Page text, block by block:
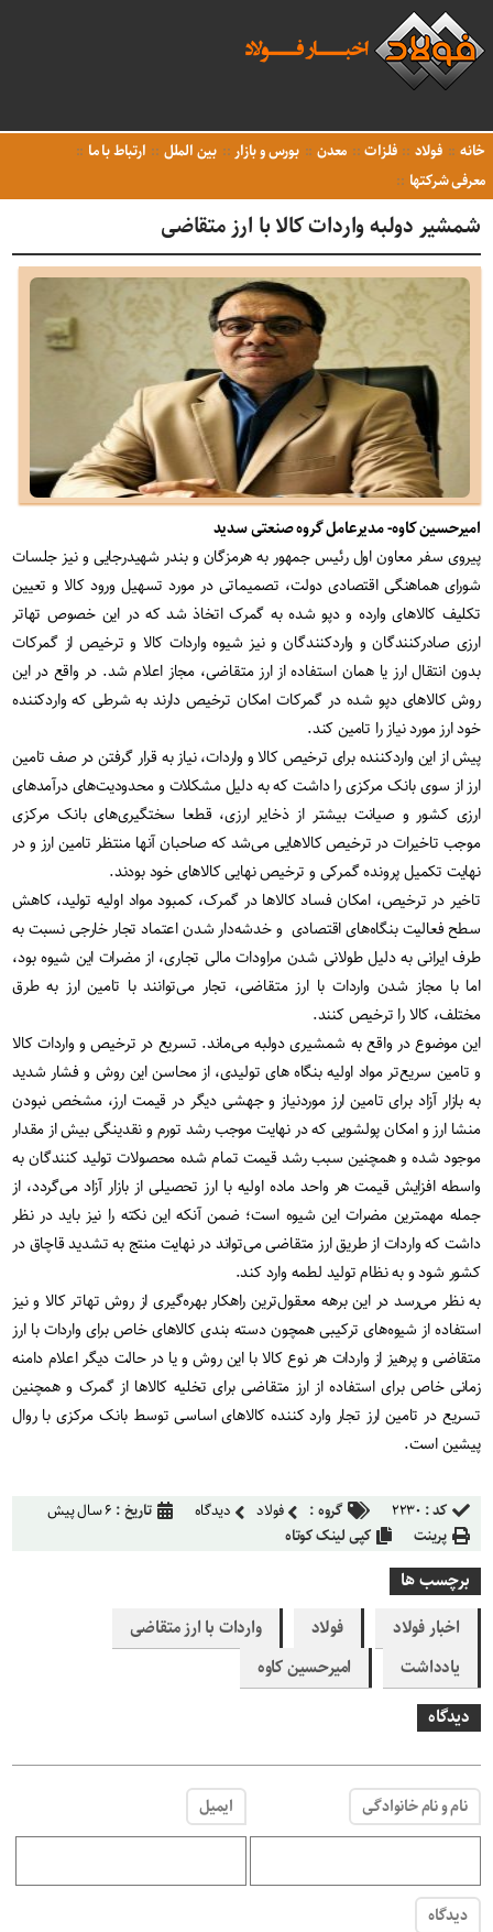
خانه فولاد فلزات معدن بورس و بازار بین الملل
ارتباط با ما
معرفی شرکتها
شمشیر دولبه واردات کالا با ارز متقاضی
امیرحسین کاوه- مدیرعامل گروه صنعتی سدید
پیروی سفر معاون اول رئیس جمهور به هرمزگان و بندر شهیدرجایی و نیز جلسات
شورای هماهنگی اقتصادی دولت، تصمیماتی در مورد تسهیل ورود کالا و تعیین
تکلیف کالاهای وارده و دپو شده به گمرک اتخاذ شد که در این خصوص تهاتر
ارزی صادرکنندگان و واردکنندگان و نیز شیوه واردات کالا و ترخیص از گمرکات
بدون انتقال ارز یا همان استفاده از ارز متقاضی، مجاز اعلام شد. در واقع در این
روش کالاهای دپو شده در گمرکات امکان ترخیص دارند به شرطی که واردکننده
خود ارز مورد نیاز را تامین کند.
پیش از این واردکننده برای ترخیص کالا و واردات، نیاز به قرار گرفتن در صف تامین
ارز از سوی بانک مرکزی را داشت که به دلیل مشکلات و محدودیت‌های درآمدهای
ارزی کشور و صیانت بیشتر از ذخایر ارزی، قطعا سختگیری‌های بانک مرکزی
موجب تاخیرات در ترخیص کالاهایی می‌شد که صاحبان آنها منتظر تامین ارز و در
نهایت تکمیل پرونده گمرکی و ترخیص نهایی کالاهای خود بودند.
تاخیر در ترخیص، امکان فساد کالاها در گمرک، کمبود مواد اولیه تولید، کاهش
سطح فعالیت بنگاه‌‌های اقتصادی و خدشه‌دار شدن اعتماد تجار خارجی نسبت به
طرف ایرانی به دلیل طولانی شدن مراودات مالی تجاری، از مضرات این شیوه بود،
اما با مجاز شدن واردات با ارز متقاضی، تجار می‌توانند با تامین ارز به طرق
مختلف، کالا را ترخیص کنند.
این موضوع در واقع به شمشیری دولبه می‌ماند. تسریع در ترخیص و واردات کالا
و تامین سریع‌تر مواد اولیه بنگاه های تولیدی، از محاسن این روش و فشار شدید
به بازار آزاد برای تامین ارز موردنیاز و جهشی دیگر در قیمت ارز، مشخص نبودن
منشا ارز و امکان پولشویی که در نهایت موجب رشد تورم و نقدینگی بیش از مقدار
موجود شده و همچنین سبب رشد قیمت تمام شده محصولات تولید کنندگان به
واسطه افزایش قیمت هر واحد ماده اولیه با ارز تحصیلی از بازار آزاد می‌گردد، از
جمله مهمترین مضرات این شیوه است؛ ضمن آنکه این نکته را نیز باید در نظر
داشت که واردات از طریق ارز متقاضی می‌تواند در نهایت منتج به تشدید قاچاق در
کشور شود و به نظام تولید لطمه وارد کند.
به نظر می‌رسد در این برهه معقول‌ترین راهکار بهره‌گیری از روش تهاتر کالا و نیز
استفاده از شیوه‌های ترکیبی همچون دسته بندی کالاهای خاص برای واردات با ارز
متقاضی و پرهیز از واردات هر نوع کالا با این روش و یا در حالت دیگر اعلام دامنه
زمانی خاص برای استفاده از ارز متقاضی برای تخلیه کالاها از گمرک و همچنین
تسریع در تامین ارز تجار وارد کننده کالاهای اساسی توسط بانک مرکزی با روال
پیشین است.
کد : ۲۲۳۰ گروه : فولاد دیدگاه تاریخ : ۶ سال پیش
پرینت
کپی لینک کوتاه
برچسب ها
اخبار فولاد
فولاد
واردات با ارز متقاضی
یادداشت
امیرحسین کاوه
دیدگاه
نام و نام خانوادگی ایمیل
دیدگاه